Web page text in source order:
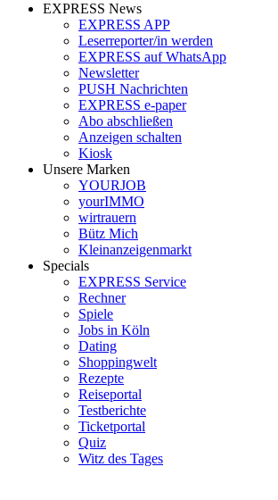
EXPRESS News
EXPRESS APP
Leserreporter/in werden
EXPRESS auf WhatsApp
Newsletter
PUSH Nachrichten
EXPRESS e-paper
Abo abschließen
Anzeigen schalten
Kiosk
Unsere Marken
YOURJOB
yourIMMO
wirtrauern
Bütz Mich
Kleinanzeigenmarkt
Specials
EXPRESS Service
Rechner
Spiele
Jobs in Köln
Dating
Shoppingwelt
Rezepte
Reiseportal
Testberichte
Ticketportal
Quiz
Witz des Tages